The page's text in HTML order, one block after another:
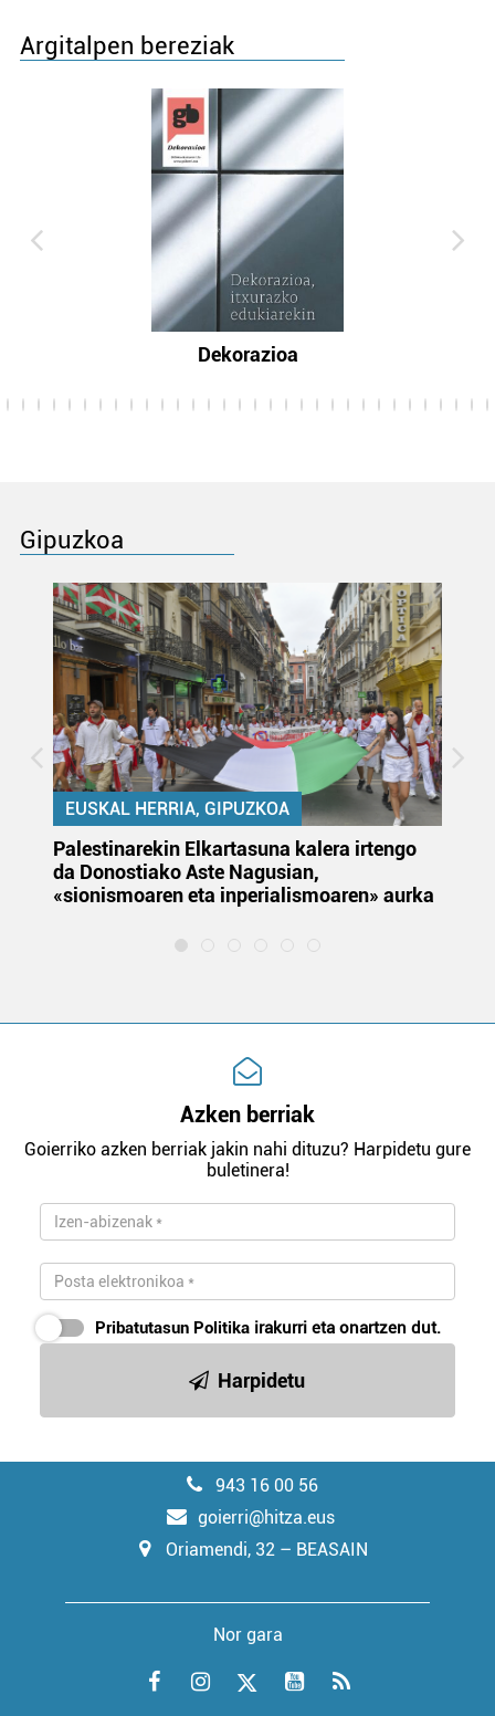
Argitalpen bereziak
Dekorazioa
Gipuzkoa
EUSKAL HERRIA, GIPUZKOA
Palestinarekin Elkartasuna kalera irtengo
da Donostiako Aste Nagusian,
«sionismoaren eta inperialismoaren» aurka
Azken berriak
Goierriko azken berriak jakin nahi dituzu? Harpidetu gure
buletinera!
Pribatutasun Politika irakurri eta onartzen dut.
Harpidetu
943 16 00 56
goierri@hitza.eus
Oriamendi, 32 – BEASAIN
Nor gara